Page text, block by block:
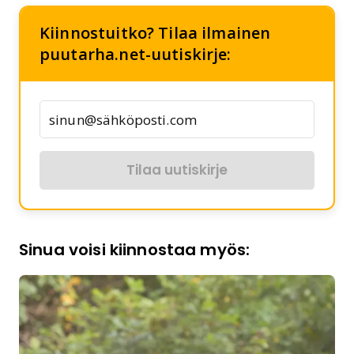
Kiinnostuitko? Tilaa ilmainen
puutarha.net-uutiskirje:
Tilaa uutiskirje
Sinua voisi kiinnostaa myös: